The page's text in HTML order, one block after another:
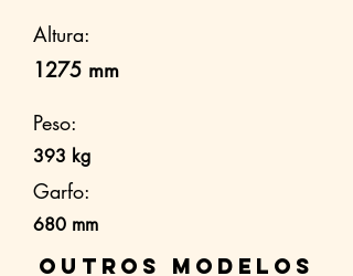
Altura:
1275 mm
Peso:
393 kg
Garfo:
680 mm
Outros modelos